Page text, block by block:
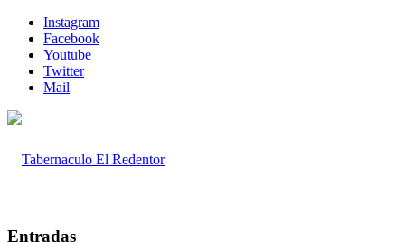
Instagram
Facebook
Youtube
Twitter
Mail
Entradas